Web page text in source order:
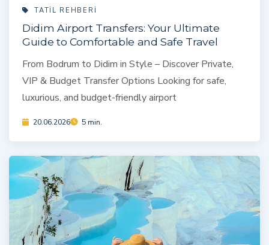
TATIL REHBERI
Didim Airport Transfers: Your Ultimate
Guide to Comfortable and Safe Travel
From Bodrum to Didim in Style – Discover Private,
VIP & Budget Transfer Options Looking for safe,
luxurious, and budget-friendly airport
20.06.2026 5 min.